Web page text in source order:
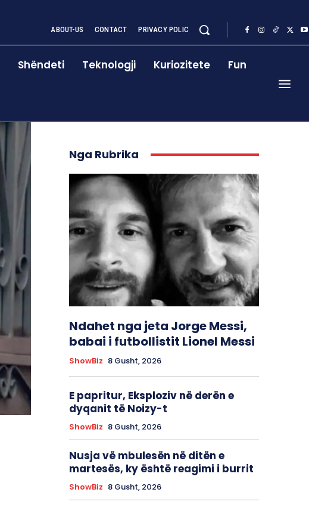
ABOUT-US CONTACT PRIVACY POLIC
Shëndeti Teknologji Kuriozitete Fun
Nga Rubrika
Ndahet nga jeta Jorge Messi,
babai i futbollistit Lionel Messi
ShowBiz 8 Gusht, 2026
E papritur, Eksploziv në derën e
dyqanit të Noizy-t
ShowBiz 8 Gusht, 2026
Nusja vë mbulesën në ditën e
martesës, ky është reagimi i burrit
ShowBiz 8 Gusht, 2026